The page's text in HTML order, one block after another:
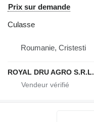
Prix sur demande
Culasse
Roumanie, Cristesti
ROYAL DRU AGRO S.R.L.